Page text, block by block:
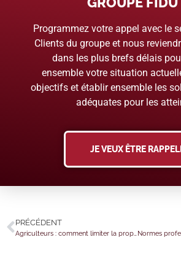
Programmez votre appel avec le
Clients du groupe et nous
dans les plus brefs délais
ensemble votre situation
objectifs et établir ensemble les
adéquates pour les
JE VEUX ÊTRE
PRÉCÉDENT
Agriculteurs : comment limiter la propagation de la peste porcine africaine ?